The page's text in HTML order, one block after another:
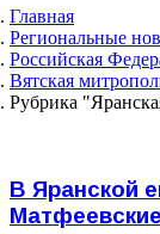
Главная
Pегиональные
Российская
Вятская
Рубрика
В Яранской